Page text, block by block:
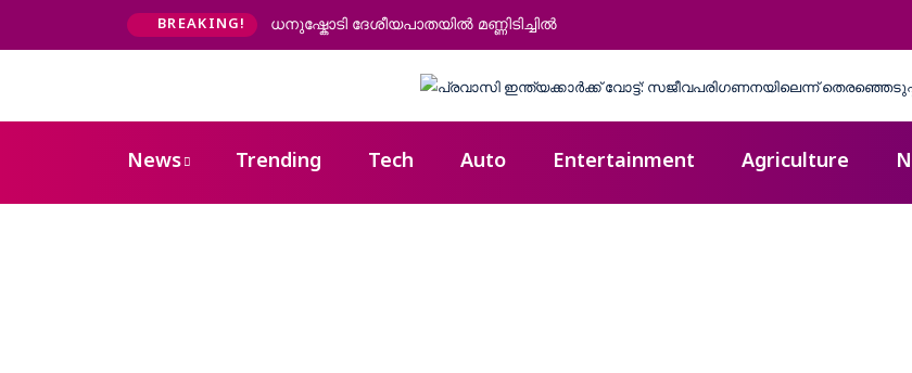
BREAKING! ധനുഷ്കോടി ദേശീയപാതയിൽ മണ്ണിടിച്ചിൽ
News Trending Tech Auto Entertainment Agriculture